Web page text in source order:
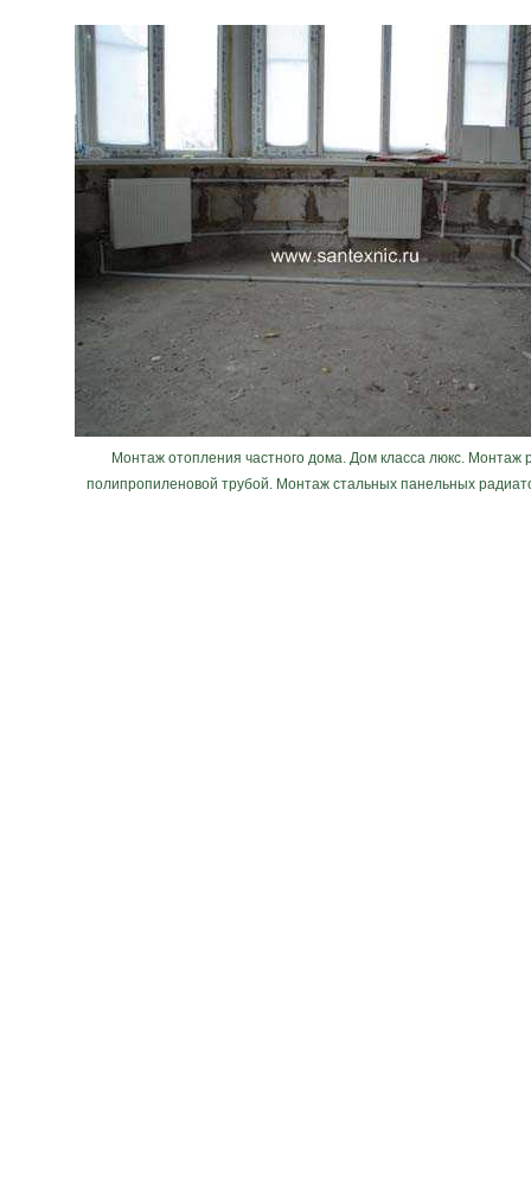
Монтаж отопления частного дома. Дом класса люкс. Монтаж
полипропиленовой трубой. Монтаж стальных панельных